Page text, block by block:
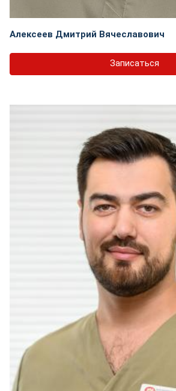
Алексеев Дмитрий Вячеславович
Записаться